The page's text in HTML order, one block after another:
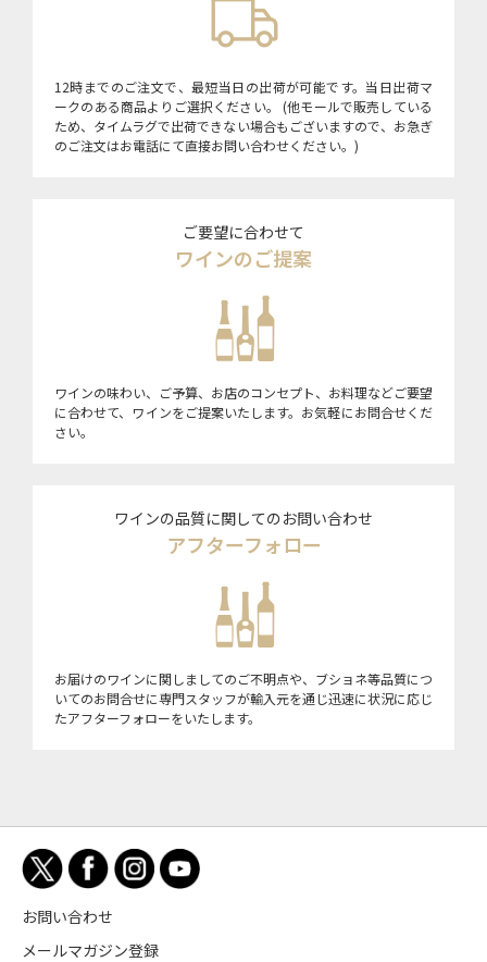
12時までのご注文で、最短当日の出荷が可能です。当日出荷マ
ークのある商品よりご選択ください。 (他モールで販売している
ため、タイムラグで出荷できない場合もございますので、お急ぎ
のご注文はお電話にて直接お問い合わせください。)
ご要望に合わせて
ワインのご提案
ワインの味わい、ご予算、お店のコンセプト、お料理などご要望
に合わせて、ワインをご提案いたします。お気軽にお問合せくだ
さい。
ワインの品質に関してのお問い合わせ
アフターフォロー
お届けのワインに関しましてのご不明点や、ブショネ等品質につ
いてのお問合せに専門スタッフが輸入元を通じ迅速に状況に応じ
たアフターフォローをいたします。
お問い合わせ
メールマガジン登録